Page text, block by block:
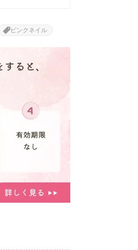
ピンクネイル